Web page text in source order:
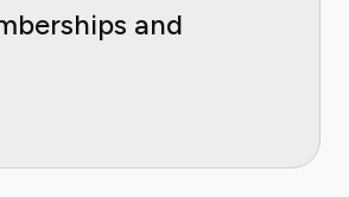
and